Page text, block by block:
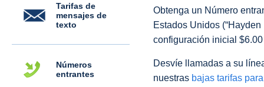
Tarifas de
mensajes de
texto
Números
entrantes
Obtenga un Número
Estados Unidos
configuración inicial
Desvíe llamadas a su
nuestras bajas tarifas